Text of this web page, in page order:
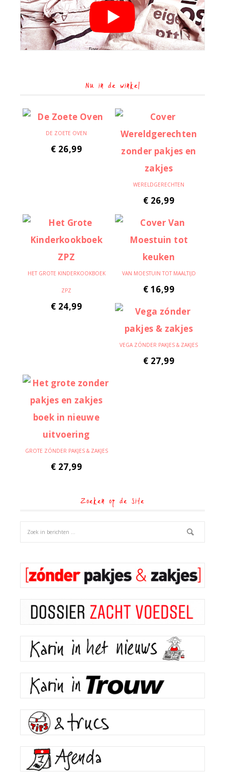
Nu in de winkel
DE ZOETE OVEN
€ 26,99
WERELDGERECHTEN
€ 26,99
HET GROTE KINDERKOOKBOEK
ZPZ
€ 24,99
VAN MOESTUIN TOT MAALTIJD
€ 16,99
VEGA ZÓNDER PAKJES & ZAKJES
€ 27,99
GROTE ZÓNDER PAKJES & ZAKJES
€ 27,99
Zoeken op de site